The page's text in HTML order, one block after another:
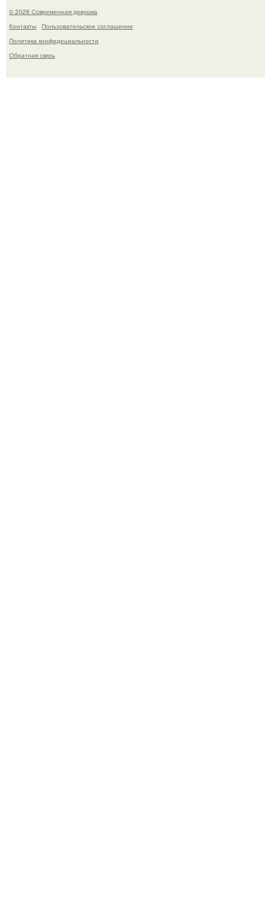
© 2026 Современная девушка
Контакты
Пользовательское соглашение
Политика конфидециальности
Обратная связь